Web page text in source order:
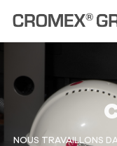
NOUS TRAVAILLONS